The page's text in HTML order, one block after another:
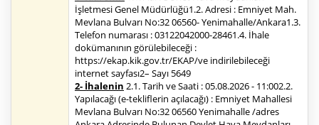
İşletmesi Genel Müdürlüğü1.2. Adresi : Emniyet Mah.
Mevlana Bulvarı No:32 06560- Yenimahalle/Ankara1.3.
Telefon numarası : 03122042000-28461.4. İhale
dokümanının görülebileceği :
https://ekap.kik.gov.tr/EKAP/ve indirilebileceği
internet sayfası2– Sayı 5649
2- İhalenin 2.1. Tarih ve Saati : 05.08.2026 - 11:002.2.
Yapılacağı (e-tekliflerin açılacağı) : Emniyet Mahallesi
Mevlana Bulvarı No:32 06560 Yenimahalle /adres